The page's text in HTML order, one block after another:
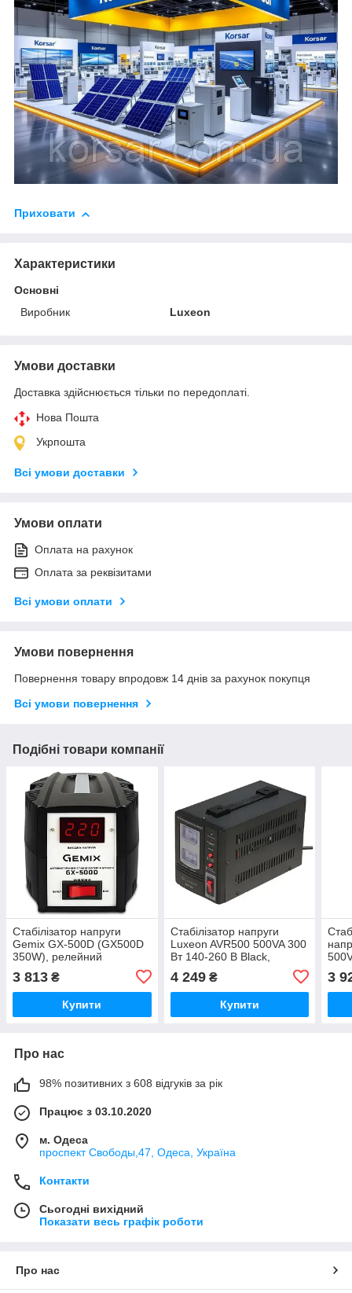
Приховати
Характеристики
Основні
Виробник
Luxeon
Умови доставки
Доставка здійснюється тільки по передоплаті.
Нова Пошта
Укрпошта
Всі умови доставки
Умови оплати
Оплата на рахунок
Оплата за реквізитами
Всі умови оплати
Умови повернення
Повернення товару впродовж 14 днів за рахунок покупця
Всі умови повернення
Подібні товари компанії
Стабілізатор напруги
Gemix GX-500D (GX500D
350W), релейний
3 813 ₴
Купити
Стабілізатор напруги
Luxeon AVR500 500VA 300
Вт 140-260 В Black,
перешкод.
4 249₴
Купити
3
Про нас
98% позитивних з 608 відгуків за рік
Працює з 03.10.2020
м. Одеса
проспект Свободы,47, Одеса, Україна
Контакти
Сьогодні вихідний
Показати весь графік роботи
Про нас